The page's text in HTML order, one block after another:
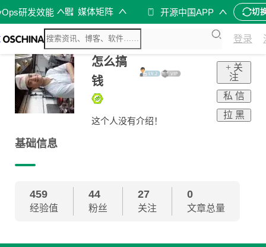
研发效能 媒体矩阵 开源中国APP 切
登录
怎么搞
钱
这个人没有介绍！
+ 关
注
私 信
拉 黑
基础信息
459
经验值
44
粉丝
27
关注
0
文章总量